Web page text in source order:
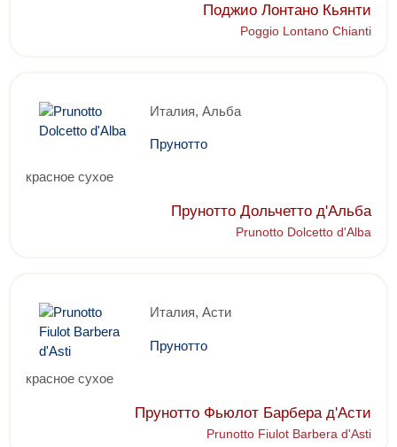
Поджио Лонтано Кьянти
Poggio Lontano Chianti
Италия, Альба
Прунотто
красное сухое
Прунотто Дольчетто д'Альба
Prunotto Dolcetto d'Alba
Италия, Асти
Прунотто
красное сухое
Прунотто Фьюлот Барбера д'Асти
Prunotto Fiulot Barbera d'Asti